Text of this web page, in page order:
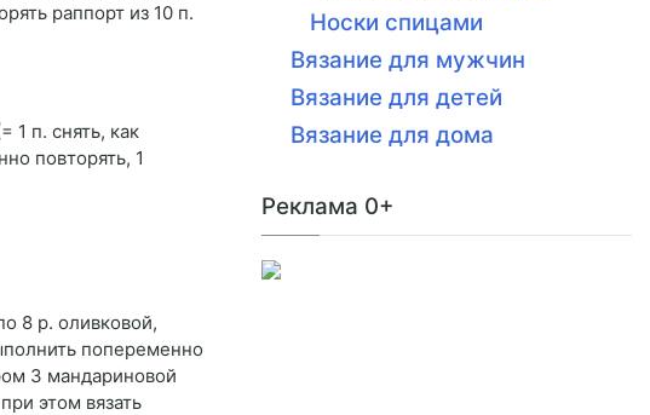
раппорт из 10 п.
1 п. снять, как
повторять, 1
8 р. оливковой,
попеременно
3 мандариновой
этом вязать
Носки спицами
Вязание для мужчин
Вязание для детей
Вязание для дома
Реклама 0+